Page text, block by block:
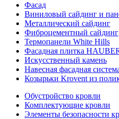
Фасад
Виниловый сайдинг и
Металлический сайдинг
Фиброцементный сайдинг
Термопанели White Hills
Фасадная плитка
Искусственный камень
Навесная фасадная
Козырьки Krovent из
Обустройство кровли
Комплектующие кровли
Элементы безопасности